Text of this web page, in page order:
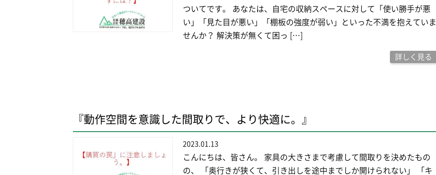
ついてです。 あなたは、自宅の収納スペースに対して「使い勝手が悪
い」「見た目が悪い」「棚板の強度が弱い」といった不満を抱えていま
せんか？ 解決策が無くて困っ […]
詳しく見る
『動作空間を意識した間取りで、より快適に。』
2023.01.13
こんにちは、皆さん。 家具の大きさまで考慮して間取りを決めたもの
の、 「奥行きが狭くて、引き出しを途中までしか開けられない」 「キ